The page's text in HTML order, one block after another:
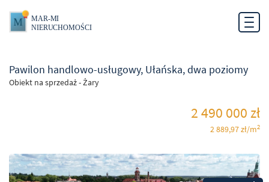
Pawilon handlowo-usługowy, Ułańska, dwa poziomy
Obiekt na sprzedaż - Żary
2 490 000 zł
2 889,97 zł/m2